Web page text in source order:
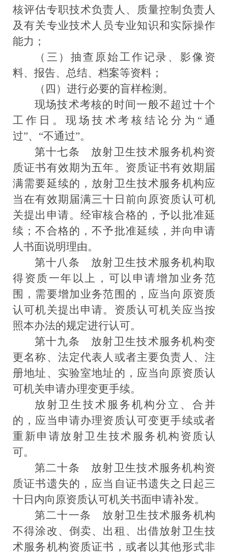
核评估专职技术负责人、质量控制负责人
及有关专业技术人员专业知识和实际操作
能力；
（三）抽查原始工作记录、影像资
料、报告、总结、档案等资料；
（四）进行必要的盲样检测。
现场技术考核的时间一般不超过十个
工作日。现场技术考核结论分为 “ 通
过”、 “不通过”。
第十七条 放射卫生技术服务机构资
质证书有效期为五年。资质证书有效期届
满需要延续的，放射卫生技术服务机构应
当在有效期届满三十日前向原资质认可机
关提出申请。经审核合格的，予以批准延
续；不合格的，不予批准延续，并向申请
人书面说明理由。
第十八条 放射卫生技术服务机构取
得资质一年以上，可以申请增加业务范
围，需要增加业务范围的，应当向原资质
认可机关提出申请。资质认可机关应当按
照本办法的规定进行认可。
第十九条 放射卫生技术服务机构变
更名称、法定代表人或者主要负责人、注
册地址、实验室地址的，应当向原资质认
可机关申请办理变更手续。
放射卫生技术服务机构分立、合并
的，应当申请办理资质认可变更手续或者
重新申请放射卫生技术服务机构资质认
可。
第二十条 放射卫生技术服务机构资
质证书遗失的，应当自证书遗失之日起三
十日内向原资质认可机关书面申请补发。
第二十一条 放射卫生技术服务机构
不得涂改、倒卖、出租、出借放射卫生技
术服务机构资质证书，或者以其他形式非